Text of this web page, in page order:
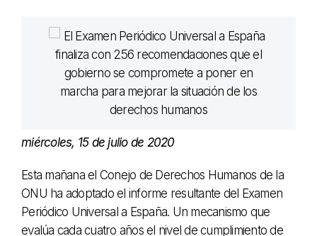
miércoles, 15 de julio de 2020
Esta mañana el Conejo de Derechos Humanos de la
ONU ha adoptado el informe resultante del Examen
Periódico Universal a España. Un mecanismo que
evalúa cada cuatro años el nivel de cumplimiento de